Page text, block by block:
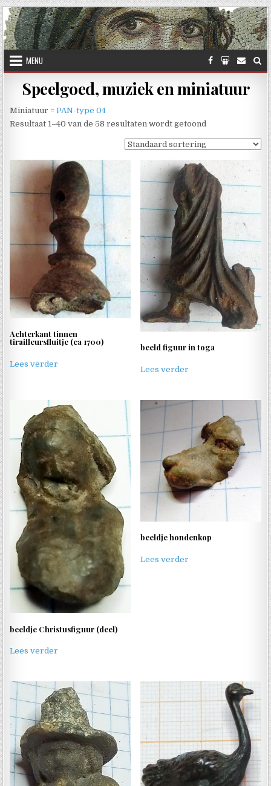
Skip to content
MENU
Speelgoed, muziek en miniatuur
Miniatuur =PAN-type 04
Resultaat 1–40 van de 58 resultaten wordt getoond
Achterkant tinnen
tirailleursfluitje (ca 1700)
Lees verder
beeld figuur in toga
Lees verder
beeldje Christusfiguur (deel)
Lees verder
beeldje hondenkop
Lees verder